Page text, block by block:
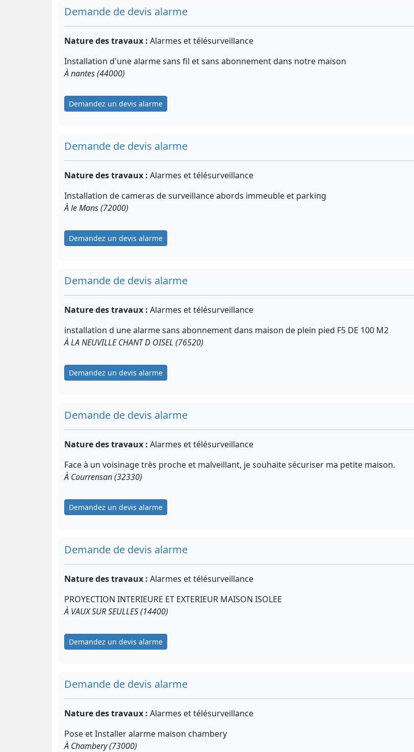
Demande de devis alarme
Nature des travaux : Alarmes et télésurveillance
Installation d'une alarme sans fil et sans abonnement dans notre maison
À nantes (44000)
Demandez un devis alarme
Demande de devis alarme
Nature des travaux : Alarmes et télésurveillance
Installation de cameras de surveillance abords immeuble et parking
À le Mans (72000)
Demandez un devis alarme
Demande de devis alarme
Nature des travaux : Alarmes et télésurveillance
installation d une alarme sans abonnement dans maison de plein pied F5 DE 100 M2
À LA NEUVILLE CHANT D OISEL (76520)
Demandez un devis alarme
Demande de devis alarme
Nature des travaux : Alarmes et télésurveillance
Face à un voisinage très proche et malveillant, je souhaite sécuriser ma petite maison.
À Courrensan (32330)
Demandez un devis alarme
Demande de devis alarme
Nature des travaux : Alarmes et télésurveillance
PROYECTION INTERIEURE ET EXTERIEUR MAISON ISOLEE
À VAUX SUR SEULLES (14400)
Demandez un devis alarme
Demande de devis alarme
Nature des travaux : Alarmes et télésurveillance
Pose et Installer alarme maison chambery
À Chambery (73000)